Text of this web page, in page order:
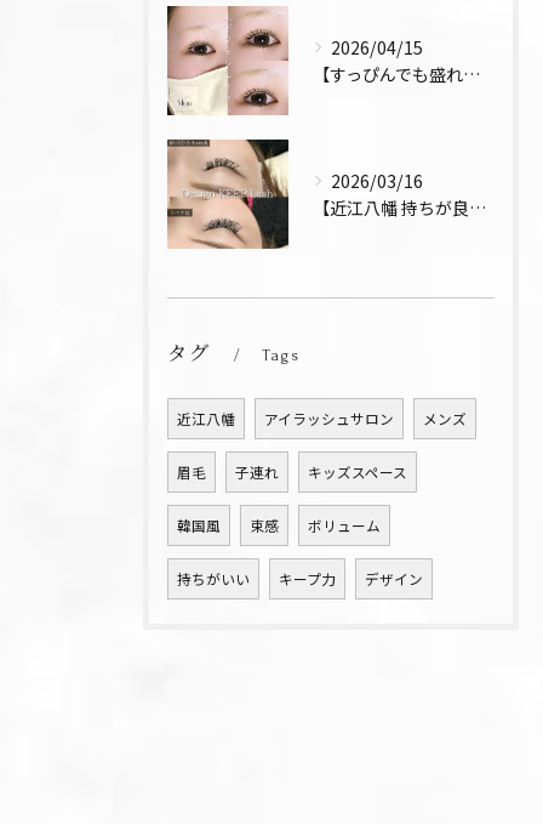
2026/04/15
【すっぴんでも盛れるまつ毛 まつパ 近江八幡 上下パーマ】
2026/03/16
【近江八幡 持ちが良い お得 マツエク リペア デザインキー...
タグ Tags
近江八幡 アイラッシュサロン メンズ
眉毛 子連れ キッズスペース
韓国風 束感 ボリューム
持ちがいい キープ力 デザイン